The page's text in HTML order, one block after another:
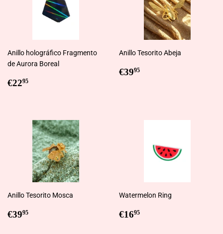
Anillo holográfico Fragmento
de Aurora Boreal
Regular
€2295
Anillo Tesorito Abeja
Regular
€3995
Anillo Tesorito Mosca
Regular
€3995
Watermelon Ring
Regular
€1695